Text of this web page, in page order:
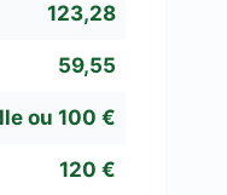
123,28
59,55
ou 100 €
120 €